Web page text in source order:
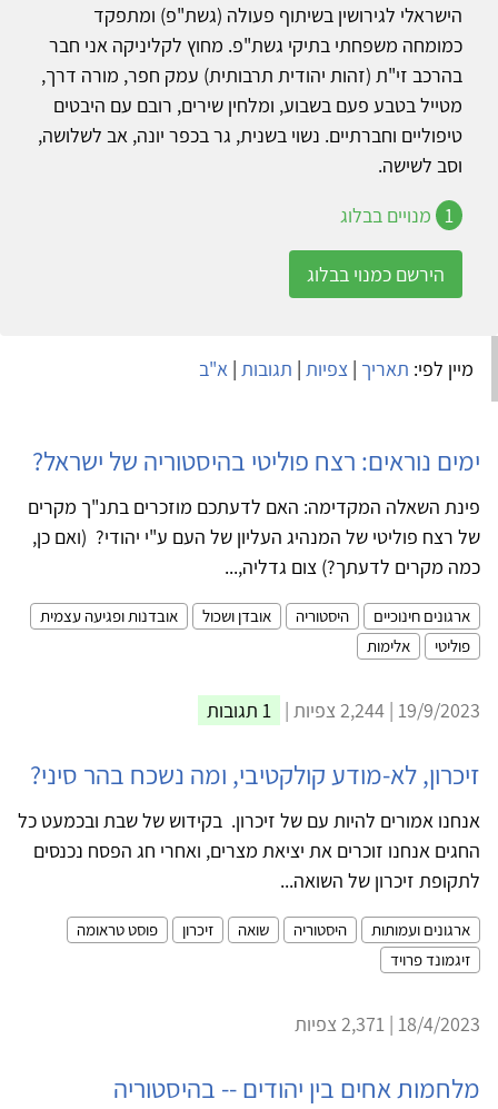
הישראלי לגירושין בשיתוף פעולה (גשת"פ) ומתפקד
כמומחה משפחתי בתיקי גשת"פ. מחוץ לקליניקה אני חבר
בהרכב זי"ת (זהות יהודית תרבותית) עמק חפר, מורה דרך,
מטייל בטבע פעם בשבוע, ומלחין שירים, רובם עם היבטים
טיפוליים וחברתיים. נשוי בשנית, גר בכפר יונה, אב לשלושה,
וסב לשישה.
1
מנויים בבלוג
הירשם כמנוי בבלוג
מיין לפי: תאריך | צפיות | תגובות | א"ב
ימים נוראים: רצח פוליטי בהיסטוריה של ישראל?
פינת השאלה המקדימה: האם לדעתכם מוזכרים בתנ"ך מקרים
של רצח פוליטי של המנהיג העליון של העם ע"י יהודי? (ואם כן,
כמה מקרים לדעתך?) צום גדליה,...
ארגונים חינוכיים היסטוריה אובדן ושכול
אובדנות ופגיעה עצמית
פוליטי
אלימות
19/9/2023 | 2,244 צפיות | 1 תגובות
זיכרון, לא-מודע קולקטיבי, ומה נשכח בהר סיני?
אנחנו אמורים להיות עם של זיכרון. בקידוש של שבת ובכמעט כל
החגים אנחנו זוכרים את יציאת מצרים, ואחרי חג הפסח נכנסים
לתקופת זיכרון של השואה...
ארגונים ועמותות היסטוריה שואה זיכרון
פוסט טראומה
זיגמונד פרויד
18/4/2023 | 2,371 צפיות
מלחמות אחים בין יהודים -- בהיסטוריה